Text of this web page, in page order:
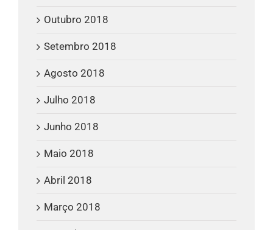
Outubro 2018
Setembro 2018
Agosto 2018
Julho 2018
Junho 2018
Maio 2018
Abril 2018
Março 2018